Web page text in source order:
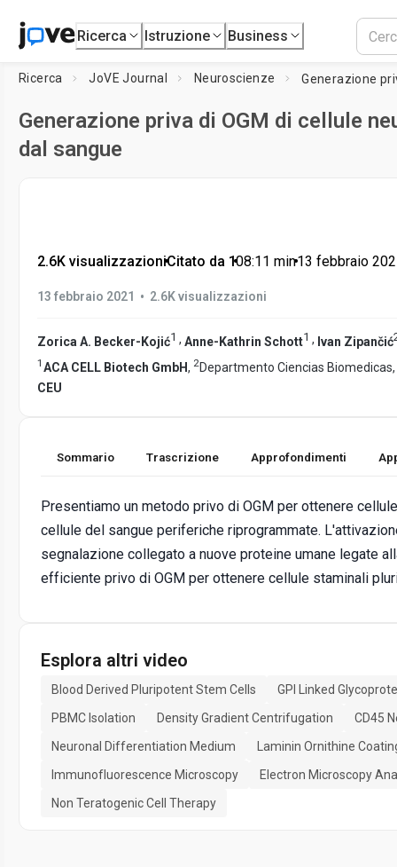
Ricerca Istruzione Business
Ricerca JoVE Journal Neuroscienze
Generazione priva di OGM di cellule
dal sangue
2.6K visualizzazioni•Citato da 1•08:11 min•13 febbraio
13 febbraio 2021 • 2.6K visualizzazioni
Zorica A. Becker-Kojić1 , Anne-Kathrin Schott1 , Ivan Zipančić
1 ACA CELL Biotech GmbH, 2Departmento Ciencias Biomedicas,
CEU
Sommario Trascrizione Approfondimenti
Presentiamo un metodo privo di OGM per ottenere
cellule del sangue periferiche riprogrammate.
segnalazione collegato a nuove proteine umane legate
efficiente privo di OGM per ottenere cellule staminali
Esplora altri video
Blood Derived Pluripotent Stem Cells
GPI Linked
PBMC Isolation
Density Gradient Centrifugation
CD45
Neuronal Differentiation Medium
Laminin Ornithine
Immunofluorescence Microscopy
Electron Microscopy
Non Teratogenic Cell Therapy